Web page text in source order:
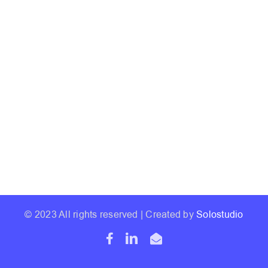
© 2023 All rights reserved | Created bySolostudio
Facebook
LinkedIn
Email